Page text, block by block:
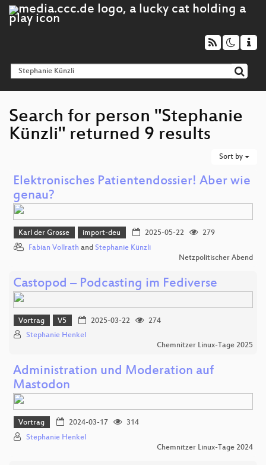
Search for person "Stephanie
Künzli" returned 9 results
Sort by
Elektronisches Patientendossier! Aber wie
genau?
Karl der Grosse import-deu 2025-05-22
279
Fabian Vollrath and Stephanie Künzli
Netzpolitischer Abend
Castopod – Podcasting im Fediverse
Vortrag V5 2025-03-22
274
Stephanie Henkel
Chemnitzer Linux-Tage 2025
Administration und Moderation auf
Mastodon
Vortrag 2024-03-17
314
Stephanie Henkel
Chemnitzer Linux-Tage 2024